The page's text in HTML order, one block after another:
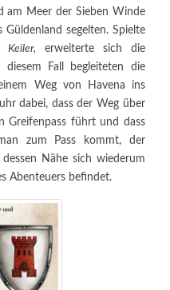
am Meer der Sieben Winde
segelten. Spielte
Keiler, erweiterte sich die
Fall begleiteten die
Weg von Havena ins
dabei, dass der Weg über
Greifenpass führt und dass
zum Pass kommt, der
Nähe sich wiederum
Abenteuers befindet.